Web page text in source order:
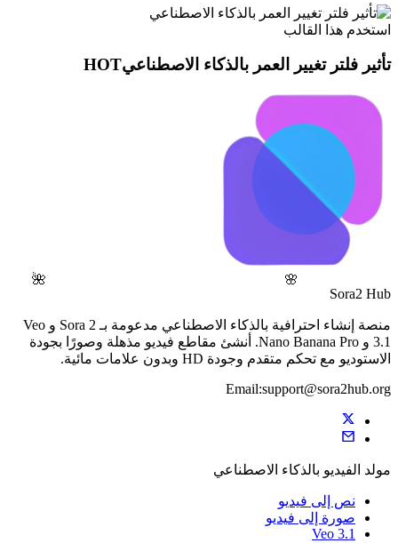
🌺 🌸
استخدم هذا القالب
تأثير فلتر تغيير العمر بالذكاء الاصطناعيHOT
Sora2 Hub
منصة إنشاء احترافية بالذكاء الاصطناعي مدعومة بـ Sora 2 و Veo
3.1 و Nano Banana Pro. أنشئ مقاطع فيديو مذهلة وصورًا بجودة
الاستوديو مع تحكم متقدم وجودة HD وبدون علامات مائية.
Email:support@sora2hub.org
مولد الفيديو بالذكاء الاصطناعي
نص إلى فيديو
صورة إلى فيديو
Veo 3.1